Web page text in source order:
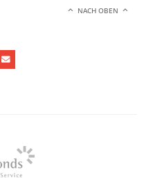
NACH OBEN